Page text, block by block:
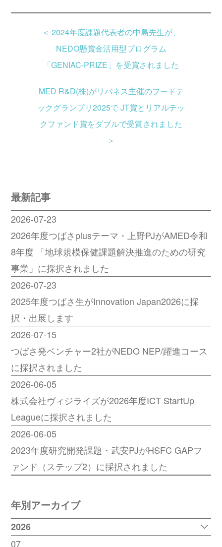
＜ 2024年度課題代表者の中島先生が、
NEDO懸賞金活用型プログラム
「GENIAC-PRIZE」を受賞されました
MED R&D(株)がリバネス主催のフードテ
ックグランプリ2025で JT賞とリアルテッ
クファンド賞をダブルで受賞されました
＞
最新記事
2026-07-23
2026年度つばさplusテーマ・上野PJがAMED令和
8年度 「地球規模保健課題解決推進のための研究
事業」に採択されました
2026-07-23
2025年度つばさ生がInnovation Japan2026に採
択・出展します
2026-07-15
つばさ発ベンチャー2社がNEDO NEP/躍進コース
に採択されました
2026-06-05
株式会社ヴィジライズが2026年度ICT StartUp
Leagueに採択されました
2026-06-05
2023年度研究開発課題・武安PJがHSFC GAPフ
ァンド（ステップ2）に採択されました
年別アーカイブ
2026
07